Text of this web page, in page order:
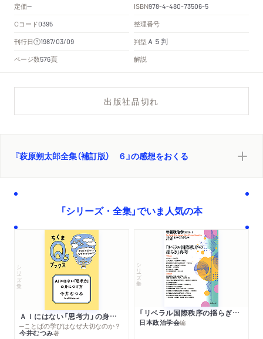
定価-- ISBN978-4-480-73506-5
Cコード0395
整理番号
刊行日
1987/03/09 判型 Ａ５判
ページ数576頁 解説
出版社品切れ
『萩原朔太郎全集（補訂版） ６』の感想をおくる
「シリーズ・全集」でいま人気の本
シリーズ・全集
ＡＩにはない「思考力」の身につけ方
─ことばの学びはなぜ大切なのか？
今井むつみ著
シリーズ・全集
「リベラル国際秩序の揺らぎ」再考 年報政治学２０２６‐Ⅰ
日本政治学会編